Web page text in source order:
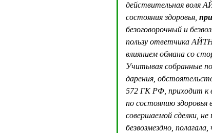
действительная воля
состояния здоровья,
безоговорочный и
пользу ответчика
влиянием обмана со
Учитывая собранные по
дарения,
572 ГК РФ, приходит к
по состоянию
совершаемой сделки,
безвозмездно,